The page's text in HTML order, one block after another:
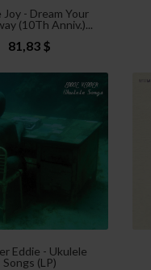
Joy - Dream Your
(10Th Anniv.)...
81,83 $
Eddie - Ukulele
Songs (LP)